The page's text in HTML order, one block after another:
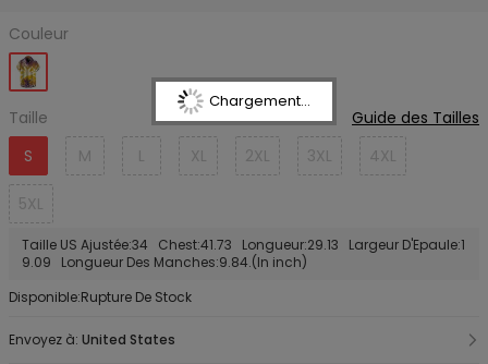
Couleur
Taille
Guide des Tailles
S
M L XL 2XL 3XL 4XL
5XL
Taille US Ajustée:34 Chest:41.73 Longueur:29.13 Largeur D'Epaule:1
9.09 Longueur Des Manches:9.84.(In inch)
Disponible:Rupture De Stock
Envoyez à: United States
Chargement...